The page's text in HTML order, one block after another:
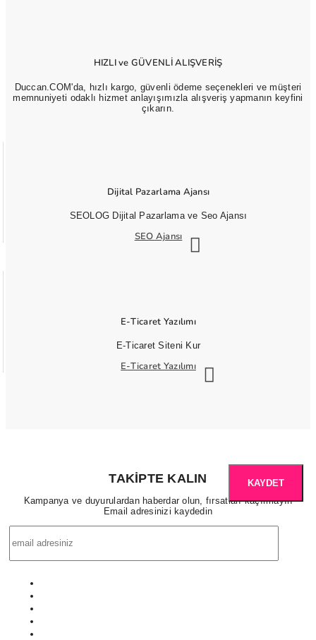
HIZLI ve GÜVENLİ ALIŞVERİŞ
Duccan.COM'da, hızlı kargo, güvenli ödeme seçenekleri ve müşteri
memnuniyeti odaklı hizmet anlayışımızla alışveriş yapmanın keyfini
çıkarın.
Dijital Pazarlama Ajansı
SEOLOG Dijital Pazarlama ve Seo Ajansı
SEO Ajansı
E-Ticaret Yazılımı
E-Ticaret Siteni Kur
E-Ticaret Yazılımı
TAKIPTE KALIN
Kampanya ve duyurulardan haberdar olun, fırsatları kaçırmayın
Email adresinizi kaydedin
KAYDET